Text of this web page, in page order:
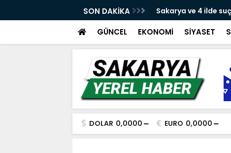
SON DAKİKA
Sakarya ve 4 ilde
yakalandı
GÜNCEL EKONOMİ SİYASET
DOLAR 0,0000 EURO 0,0000